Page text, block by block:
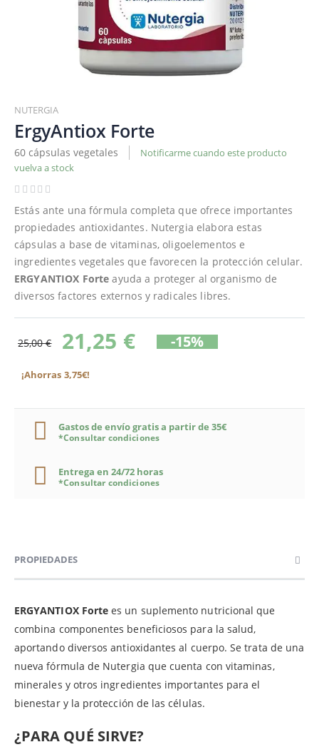
al
comienzo
de
la
galería
de
NUTERGIA
ErgyAntiox Forte
60 cápsulas vegetales
Notificarme cuando este producto
vuelva a stock
Estás ante una fórmula completa que ofrece importantes
propiedades antioxidantes. Nutergia elabora estas
cápsulas a base de vitaminas, oligoelementos e
ingredientes vegetales que favorecen la protección celular.
ERGYANTIOX Forte ayuda a proteger al organismo de
diversos factores externos y radicales libres.
25,00 € 21,25 € -15%
¡Ahorras 3,75€!
Gastos de envío gratis a partir de 35€
*Consultar condiciones
Entrega en 24/72 horas
*Consultar condiciones
PROPIEDADES
ERGYANTIOX Fortees un suplemento nutricional que
combina componentes beneficiosos para la salud,
aportando diversos antioxidantes al cuerpo. Se trata de una
nueva fórmula de Nutergia que cuenta con vitaminas,
minerales y otros ingredientes importantes para el
bienestar y la protección de las células.
¿PARA QUÉ SIRVE?